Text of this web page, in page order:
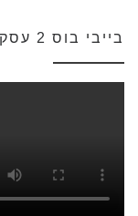
בייבי בוס 2 עסק משפחתי – טריילר רשמי מדובב